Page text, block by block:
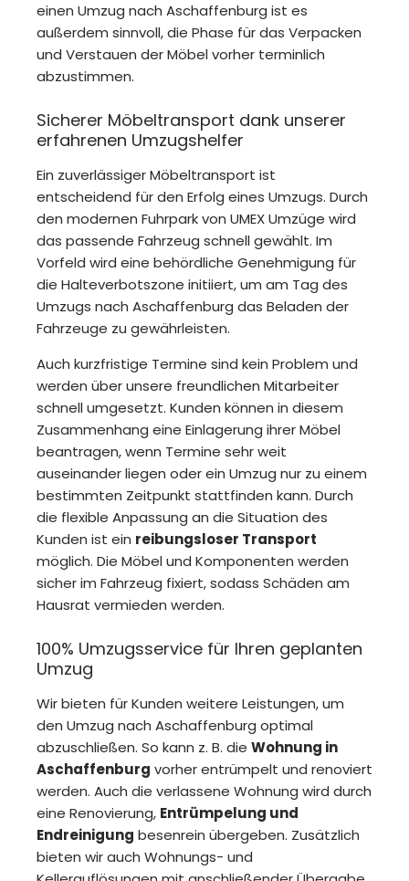
einen Umzug nach Aschaffenburg ist es
außerdem sinnvoll, die Phase für das Verpacken
und Verstauen der Möbel vorher terminlich
abzustimmen.
Sicherer Möbeltransport dank unserer
erfahrenen Umzugshelfer
Ein zuverlässiger Möbeltransport ist
entscheidend für den Erfolg eines Umzugs. Durch
den modernen Fuhrpark von UMEX Umzüge wird
das passende Fahrzeug schnell gewählt. Im
Vorfeld wird eine behördliche Genehmigung für
die Halteverbotszone initiiert, um am Tag des
Umzugs nach Aschaffenburg das Beladen der
Fahrzeuge zu gewährleisten.
Auch kurzfristige Termine sind kein Problem und
werden über unsere freundlichen Mitarbeiter
schnell umgesetzt. Kunden können in diesem
Zusammenhang eine Einlagerung ihrer Möbel
beantragen, wenn Termine sehr weit
auseinander liegen oder ein Umzug nur zu einem
bestimmten Zeitpunkt stattfinden kann. Durch
die flexible Anpassung an die Situation des
Kunden ist ein reibungsloser Transport
möglich. Die Möbel und Komponenten werden
sicher im Fahrzeug fixiert, sodass Schäden am
Hausrat vermieden werden.
100% Umzugsservice für Ihren geplanten
Umzug
Wir bieten für Kunden weitere Leistungen, um
den Umzug nach Aschaffenburg optimal
abzuschließen. So kann z. B. die Wohnung in
Aschaffenburg vorher entrümpelt und renoviert
werden. Auch die verlassene Wohnung wird durch
eine Renovierung, Entrümpelung und
Endreinigung besenrein übergeben. Zusätzlich
bieten wir auch Wohnungs- und